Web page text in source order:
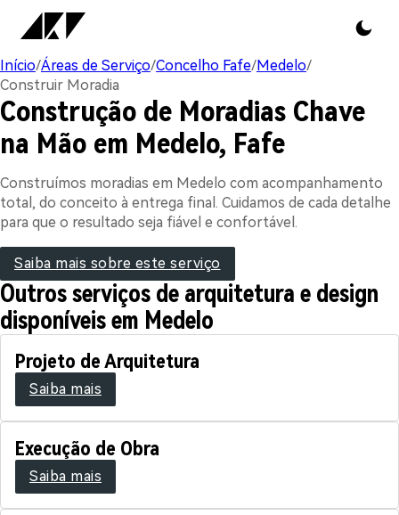
Início/Áreas de Serviço/Concelho Fafe/Medelo/
Construir Moradia
Construção de Moradias Chave
na Mão em Medelo, Fafe
Construímos moradias em Medelo com acompanhamento
total, do conceito à entrega final. Cuidamos de cada detalhe
para que o resultado seja fiável e confortável.
Saiba mais sobre este serviço
Outros serviços de arquitetura e design
disponíveis em Medelo
Projeto de Arquitetura
Saiba mais
Execução de Obra
Saiba mais